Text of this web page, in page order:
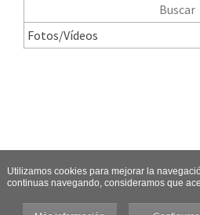
Utilizamos cookies para mejorar la
continuas navegando, consideramos que